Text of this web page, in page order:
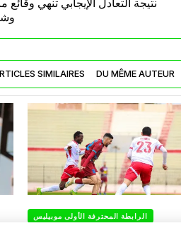
SIMILAIRES DU MÊME AUTEUR
الرابطة المحترفة الأولى موبيليس